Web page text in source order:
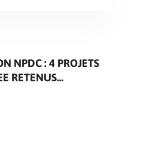
NPDC : 4 PROJETS
RETENUS…